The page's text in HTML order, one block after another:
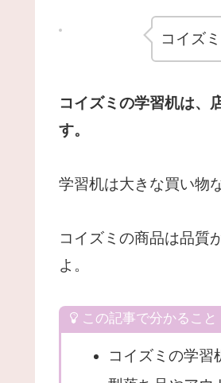
コイズ
コイズミの学習机は、
す。
学習机は大きな買い物
コイズミの商品は品質
よ。
この記事で分かること
コイズミの学習